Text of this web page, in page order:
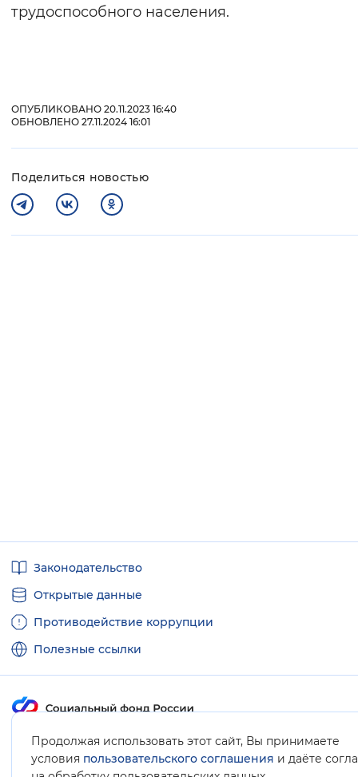
трудоспособного населения.
ОПУБЛИКОВАНО 20.11.2023 16:40
ОБНОВЛЕНО 27.11.2024 16:01
Поделиться новостью
Продолжая использовать этот сайт, Вы принимаете
условия пользовательского соглашения и даёте
ссылкиЗаконодательство
Открытые данные
Противодействие коррупции
Полезные ссылки
Карта сайта